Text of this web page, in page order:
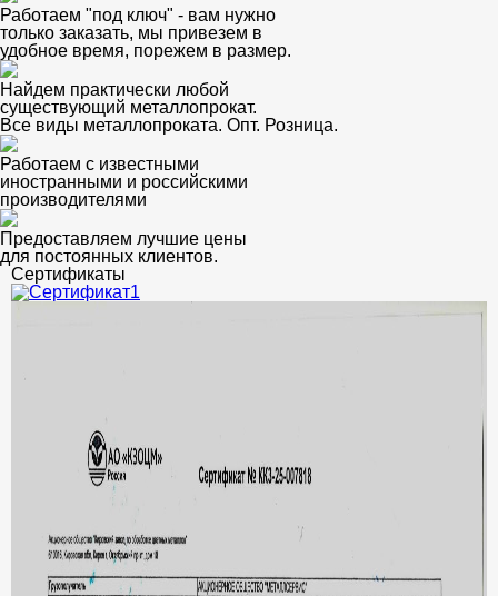
Работаем "под ключ" - вам нужно
только заказать, мы привезем в
удобное время, порежем в размер.
Найдем практически любой
существующий металлопрокат.
Все виды металлопроката. Опт. Розница.
Работаем с известными
иностранными и российскими
производителями
Предоставляем лучшие цены
для постоянных клиентов.
Сертификаты